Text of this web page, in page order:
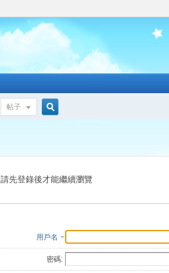
帖子
索
請先登錄後才能繼續瀏覽
用戶名
密碼: